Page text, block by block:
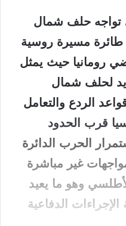
تواجه حلف شمال
مسيرة روسية
رومانيا حيث يمثل
لحلف شمال
الردع والتعامل
قرب الحدود
الحرب الدائرة
غير مباشرة
وهو ما يعيد
الدفاعية